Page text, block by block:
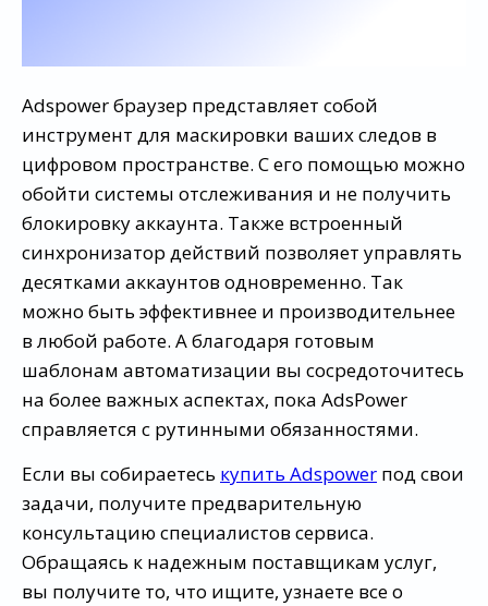
Adspower браузер представляет собой
инструмент для маскировки ваших следов в
цифровом пространстве. С его помощью можно
обойти системы отслеживания и не получить
блокировку аккаунта. Также встроенный
синхронизатор действий позволяет управлять
десятками аккаунтов одновременно. Так
можно быть эффективнее и производительнее
в любой работе. А благодаря готовым
шаблонам автоматизации вы сосредоточитесь
на более важных аспектах, пока AdsPower
справляется с рутинными обязанностями.
Если вы собираетесь купить Adspower под свои
задачи, получите предварительную
консультацию специалистов сервиса.
Обращаясь к надежным поставщикам услуг,
вы получите то, что ищите, узнаете все о